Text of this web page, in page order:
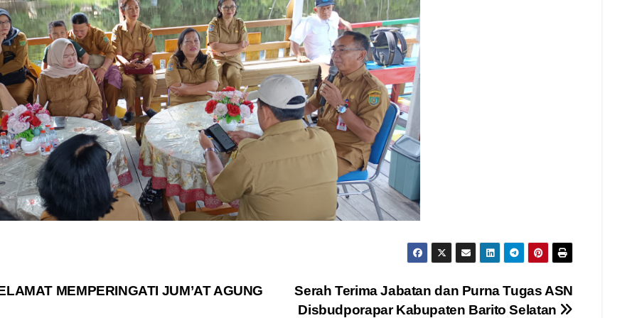
Serah Terima Jabatan dan Purna Tugas ASN
Disbudporapar Kabupaten Barito Selatan
MEMPERINGATI JUM’AT AGUNG